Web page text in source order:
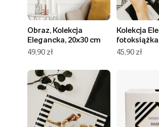
Obraz, Kolekcja
Elegancka, 20x30 cm
49,90 zł
Kolekcja
45,90 zł